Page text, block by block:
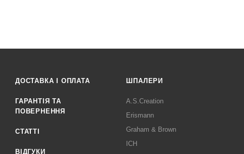
ДОСТАВКА І ОПЛАТА
ГАРАНТІЯ ТА
ПОВЕРНЕННЯ
СТАТТІ
ВІДГУКИ
ШПАЛЕРИ
A.S.Creation
Erismann
Graham & Brown
ICH